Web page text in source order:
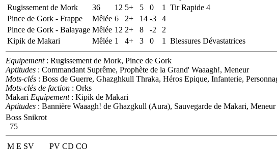
Rugissement de Mork
36 12 5+ 5 0 1
Tir Rapide 4
Pince de Gork - Frappe
Mêlée 6 2+ 14 -3
4
Pince de Gork - Balayage Mêlée 12 2+ 8 -2
2
Kipik de Makari
Mêlée 1 4+ 3 0 1 Blessures Dévastatrices
Equipement: Rugissement de Mork, Pince de Gork
Aptitudes : Commandant Suprême, Prophète de la Grand' Waaagh!, Meneur
Mots-clés : Boss de Guerre, Ghazghkull Thraka, Héros Epique, Infanterie,
Mots-clés de faction : Orks
Makari Equipement: Kipik de Makari
Aptitudes : Bannière Waaagh! de Ghazgkull (Aura), Sauvegarde de Makari,
Boss Snikrot
75
M E SV PV CD CO